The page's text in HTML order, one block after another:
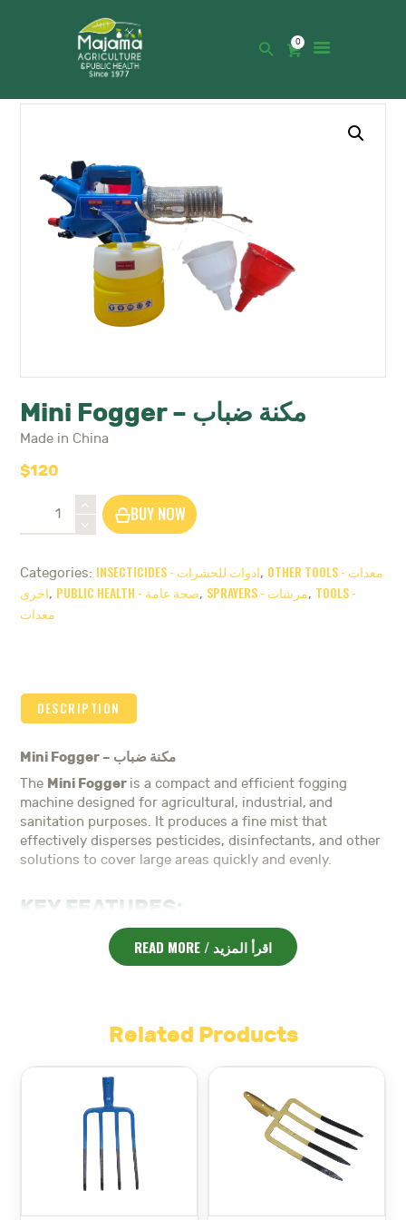
0
SHOP
CATALOGUE
ABOUT US
NEWS
CONTACTS
Mini Fogger – مكنة ضباب
Made in China
$120
Fogger
ضباب
quantity
BUY NOW
Categories: INSECTICIDES - ادوات للحشرات, OTHER TOOLS - معدات
اخرى, PUBLIC HEALTH - صحة عامة, SPRAYERS - مرشات, TOOLS -
معدات
DESCRIPTION
Mini Fogger – مكنة ضباب
The Mini Fogger is a compact and efficient fogging
machine designed for agricultural, industrial, and
sanitation purposes. It produces a fine mist that
effectively disperses pesticides, disinfectants, and other
solutions to cover large areas quickly and evenly.
KEY FEATURES:
High-Performance Fogging
– Generates ultra-fine
mist for maximum coverage.
humidification, and sanitation.
for long-lasting performance.
Easy Operation
setup and use.
Perfect for farmers, gardeners, and sanitation
professionals, the
ensures efficient and
cost-effective application of chemicals, helping you
maintain a healthy and productive environment.
Mini Fogger – مكنة ضباب
READ MORE / اقرأ المزيد
Related Products